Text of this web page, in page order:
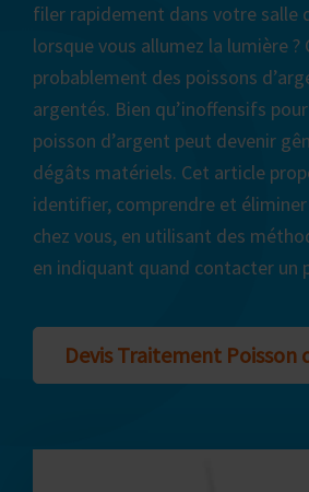
filer rapidement dans votre salle
lorsque vous allumez la lumière ?
probablement des poissons
argentés. Bien qu’inoffensifs
poisson d’argent peut devenir
dégâts matériels. Cet article
identifier, comprendre et
chez vous, en utilisant des
en indiquant quand contacter un
Devis Traitement Poisson